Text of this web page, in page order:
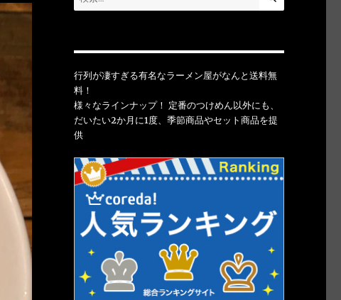
索:
行列が凄すぎる有名なラーメン屋がなんと送料無
料！
様々なラインナップ！ 定番のつけめん以外にも、
だいたい2か月に1度、季節商品やセット商品を提
供